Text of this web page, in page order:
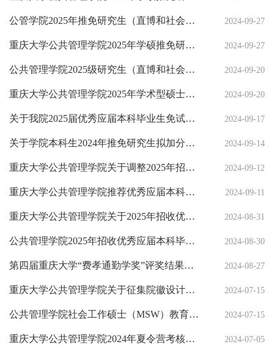
公管学院2025年推免研究生（直博和社会工作硕士）复试成绩公示 2024-09-27
重庆大学公共管理学院2025年学硕推免研究生复试成绩公示 2024-09-27
公共管理学院2025级研究生（直博和社会工作硕士）推免复试入围名单 2024-09-20
重庆大学公共管理学院2025年学术型硕士推免研究生复试筛选入围名单 2024-09-20
关于我院2025届优秀应届本科毕业生免试攻读研究生推荐结果的公示 2024-09-17
关于学院本科生2024年推免研究生拟加分评定结果的公示 2024-09-14
重庆大学公共管理学院关于调整2025年招收优秀应届本科毕业生免试攻读社会工作专业硕士研究方向的通知 2024-09-12
重庆大学公共管理学院推荐优秀应届本科毕业生免试攻读研究生工作实施细则 2024-09-11
重庆大学公共管理学院关于2025年招收优秀应届本科毕业生免试攻读学术型博士和社会工作专业硕士研究生的通知 2024-08-31
公共管理学院2025年招收优秀应届本科毕业生免试攻读学术型硕士研究生的通知 2024-08-30
第四届重庆大学“费孝通勤学奖”评奖结果公示 2024-08-27
重庆大学公共管理学院关于征集院徽设计方案的通知 2024-07-15
公共管理学院社会工作硕士（MSW）教育中心主任、副主任人选公示 2024-07-15
重庆大学公共管理学院2024年夏令营考核结果公布（社会工作和直博生） 2024-07-05